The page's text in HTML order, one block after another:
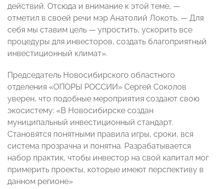
действий. Отсюда и внимание к этой теме, —
отметил в своей речи мэр Анатолий Локоть. — Для
себя мы ставим цель — упростить, ускорить все
процедуры для инвесторов, создать благоприятный
инвестиционный климат».
Председатель Новосибирского областного
отделения «ОПОРЫ РОССИИ» Сергей Соколов
уверен, что подобные мероприятия создают свою
экосистему: «В Новосибирске создан
муниципальный инвестиционный стандарт.
Становятся понятными правила игры, сроки, вся
система прозрачна и понятна. Разрабатывается
набор практик, чтобы инвестор на свой капитал мог
примерить проекты, которые имеют перспективу в
данном регионе»